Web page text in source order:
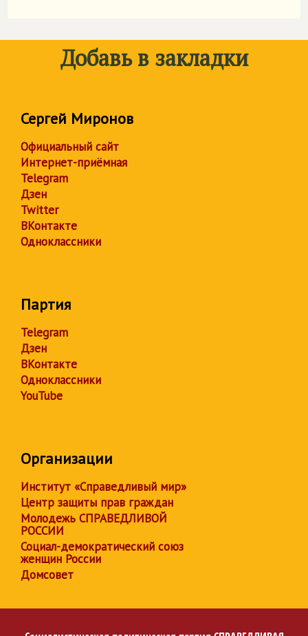
Добавь в закладки
Сергей Миронов
Официальный сайт
Интернет-приёмная
Telegram
Дзен
Twitter
ВКонтакте
Одноклассники
Партия
Telegram
Дзен
ВКонтакте
Одноклассники
YouTube
Организации
Институт «Справедливый мир»
Центр защиты прав граждан
Молодежь СПРАВЕДЛИВОЙ
РОССИИ
Социал-демократический союз
женщин России
Домсовет